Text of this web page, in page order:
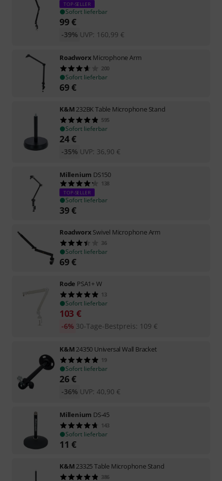
TOP-SELLER
Sofort lieferbar
99€
UVP: 160,99 €
-39%
Roadworx Microphone Arm
200
Sofort lieferbar
69€
K&M 232BK Table Microphone Stand
595
Sofort lieferbar
24€
UVP: 36,90 €
-35%
Millenium DS150
138
TOP-SELLER
Sofort lieferbar
39€
Roadworx Swivel Microphone Arm
36
Sofort lieferbar
69€
Rode PSA1+ W
13
Sofort lieferbar
103 €
30-Tage-Bestpreis: 109 €
-6%
K&M 24350 Universal Wall Bracket
19
Sofort lieferbar
26€
UVP: 40,90 €
-36%
Millenium DS-45
143
Sofort lieferbar
11 €
K&M 23325 Table Microphone Stand
386